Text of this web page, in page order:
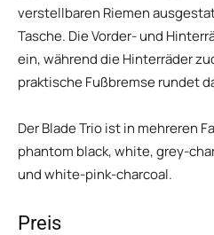
verstellbaren Riemen
Tasche. Die Vorder- und
ein, während die Hinterräder
praktische Fußbremse rundet
Der Blade Trio ist in mehreren
phantom black, white, grey-
und white-pink-charcoal.
Preis